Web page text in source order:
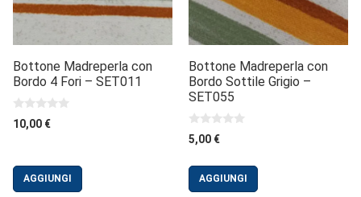
Bottone Madreperla con
Bordo 4 Fori – SET011
0
s
10,00 €
AGGIUNGI
Bottone Madreperla con
Bordo Sottile Grigio –
SET055
0
s
5
5,00 €
AGGIUNGI